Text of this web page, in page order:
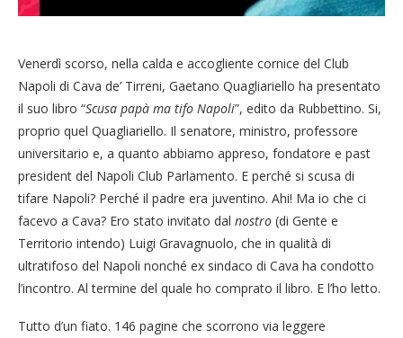
Venerdì scorso, nella calda e accogliente cornice del Club
Napoli di Cava de’ Tirreni, Gaetano Quagliariello ha presentato
il suo libro “Scusa papà ma tifo Napoli”, edito da Rubbettino. Si,
proprio quel Quagliariello. Il senatore, ministro, professore
universitario e, a quanto abbiamo appreso, fondatore e past
president del Napoli Club Parlamento. E perché si scusa di
tifare Napoli? Perché il padre era juventino. Ahi! Ma io che ci
facevo a Cava? Ero stato invitato dal nostro (di Gente e
Territorio intendo) Luigi Gravagnuolo, che in qualità di
ultratifoso del Napoli nonché ex sindaco di Cava ha condotto
l’incontro. Al termine del quale ho comprato il libro. E l’ho letto.
Tutto d’un fiato. 146 pagine che scorrono via leggere